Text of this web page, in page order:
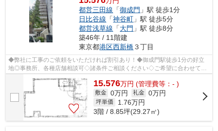
都営三田線 「御成門 」駅 徒歩1分
日比谷線 「神谷町 」駅 徒歩5分
都営浅草線 「大門 」駅 徒歩8分
築46年 / 11階建
東京都港区西新橋３丁目
◆弊社に工事のご依頼をいただければ割引あり！◆御成門駅徒歩1分の好立
地◎事務所、各種店舗相談可◇諸条件ご相談ください◇ご希望に合わせて物
件のご提案が可能です◇お気軽にお問い合わせ...
15.576万円 (管理費等：- )
敷金 0万円 礼金 0万円
坪単価 1.76万円
3階 / 8.85坪(29.27㎡)